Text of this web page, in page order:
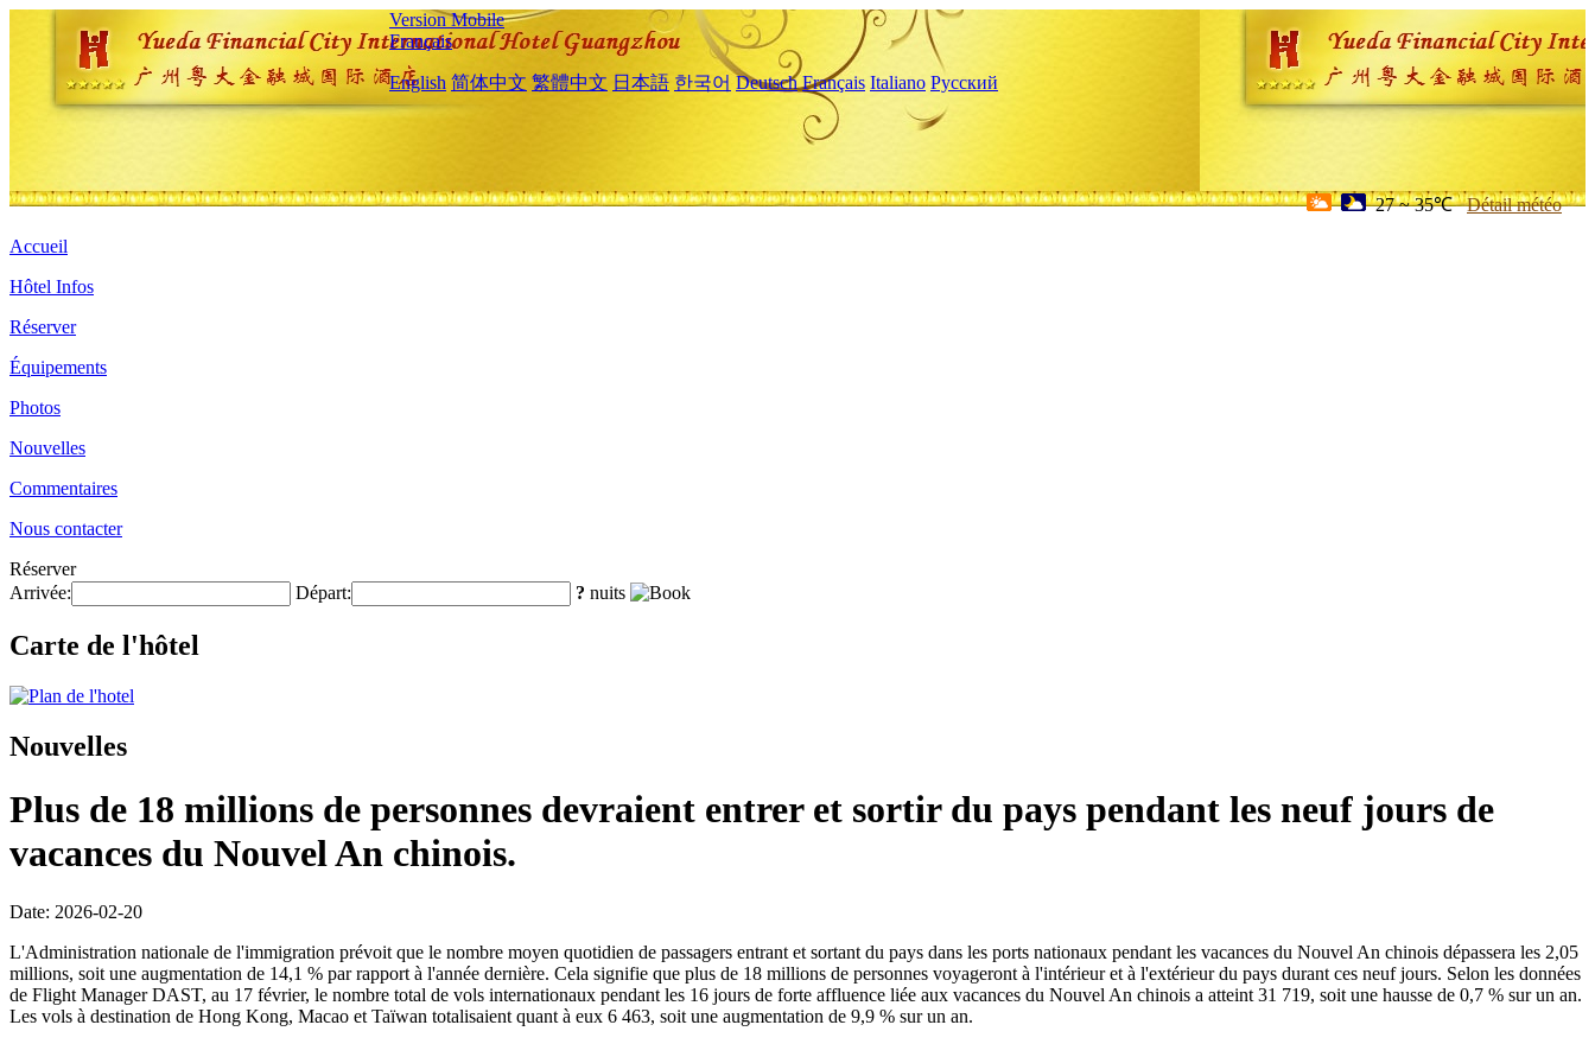
Version Mobile
Français
English 简体中文 繁體中文 日本語 한국어 Deutsch Français Italiano Русский
27 ~ 35℃ Détail météo
Accueil
Hôtel Infos
Réserver
Équipements
Photos
Nouvelles
Commentaires
Nous contacter
Réserver
Arrivée:
Départ: ? nuits
Carte de l'hôtel
Nouvelles
Plus de 18 millions de personnes devraient entrer et sortir du pays pendant les neuf jours de
vacances du Nouvel An chinois.
Date: 2026-02-20
L'Administration nationale de l'immigration prévoit que le nombre moyen quotidien de passagers entrant et sortant du pays dans les ports nationaux pendant les vacances du Nouvel An chinois dépassera les 2,05
millions, soit une augmentation de 14,1 % par rapport à l'année dernière. Cela signifie que plus de 18 millions de personnes voyageront à l'intérieur et à l'extérieur du pays durant ces neuf jours. Selon les données
de Flight Manager DAST, au 17 février, le nombre total de vols internationaux pendant les 16 jours de forte affluence liée aux vacances du Nouvel An chinois a atteint 31 719, soit une hausse de 0,7 % sur un an.
Les vols à destination de Hong Kong, Macao et Taïwan totalisaient quant à eux 6 463, soit une augmentation de 9,9 % sur un an.